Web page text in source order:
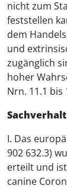
nicht zum
feststellen
dem
und
zugänglich
hoher
Nrn. 11.1
I. Das
902 632.3)
erteilt und
canine